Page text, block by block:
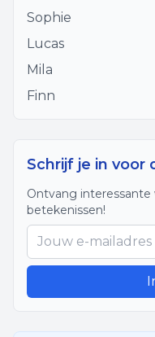
Sophie
Lucas
Mila
Finn
Schrijf je in voor
Ontvang
betekenissen!